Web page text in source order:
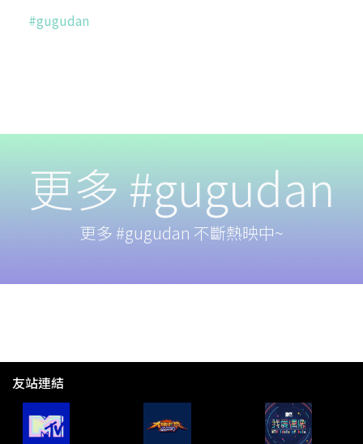
#gugudan
更多 #gugudan
更多 #gugudan 不斷熱映中~
友站連結